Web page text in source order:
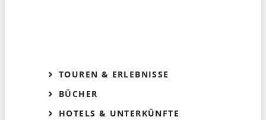
TOUREN & ERLEBNISSE
BÜCHER
HOTELS & UNTERKÜNFTE